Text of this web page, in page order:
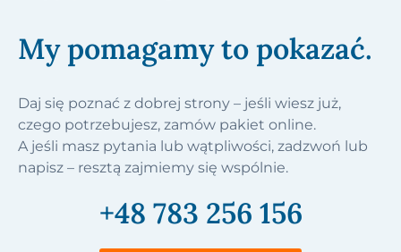
My pomagamy to pokazać.
Daj się poznać z dobrej strony – jeśli wiesz już,
czego potrzebujesz, zamów pakiet online.
A jeśli masz pytania lub wątpliwości, zadzwoń lub
napisz – resztą zajmiemy się wspólnie.
+48 783 256 156